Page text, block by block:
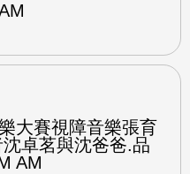
大賽視障音樂張育
卓茗與沈爸爸.品
AM